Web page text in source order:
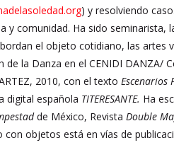
) y resolviendo
y comunidad. Ha sido seminarista,
el objeto cotidiano, las artes
de la Danza en el CENIDI DANZA/
2010, con el textoEscenarios
digital española TITERESANTE. Ha
de México, RevistaDouble
con objetos está en vías de